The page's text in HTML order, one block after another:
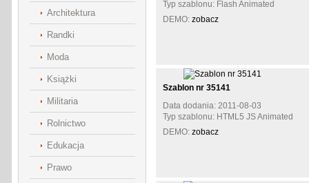
Architektura
Randki
Moda
Książki
Militaria
Rolnictwo
Edukacja
Prawo
Typ szablonu: Flash Animated
DEMO: zobacz
Szablon nr 35141
Data dodania: 2011-08-03
Typ szablonu: HTML5 JS Animated
DEMO: zobacz